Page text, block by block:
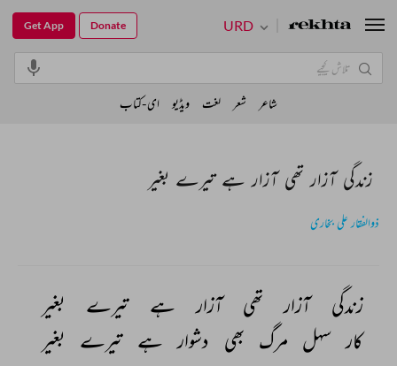
زندگی آزار تھی آزار ہے تیرے بغیر
ذوالفقار علی بخاری
زندگی آزار تھی آزار ہے تیرے
بغیر
کار سہل مرگ بھی دشوار ہے تیرے
بغیر
URD
Get App Donate
شاعر شعر لغت ویڈیو ای-کتاب